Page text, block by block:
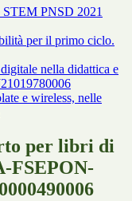
STEM PNSD 2021
per il primo ciclo.
nella didattica e
e wireless, nelle
per libri di
FSEPON-